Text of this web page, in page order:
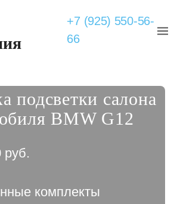
+7 (925) 550-56-
66
подсветки салона
BMW G12
руб.
комплекты